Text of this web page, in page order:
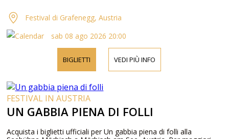
Festival di Grafenegg, Austria
sab 08 ago 2026 20:00
BIGLIETTI VEDI PIÙ INFO
FESTIVAL IN AUSTRIA
UN GABBIA PIENA DI FOLLI
Acquista i biglietti ufficiali per Un gabbia piena di folli alla